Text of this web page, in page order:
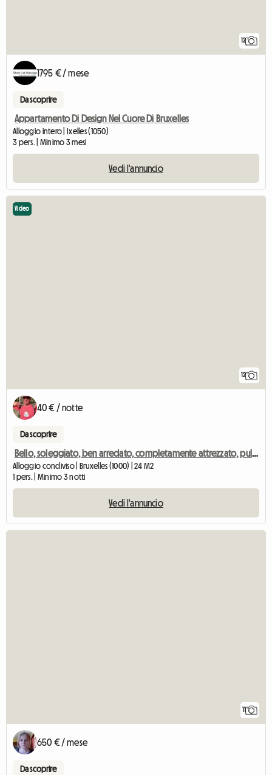
12
1795 € / mese
Da scoprire
Appartamento Di Design Nel Cuore Di Bruxelles
Alloggio intero | Ixelles (1050)
3 pers. | Minimo 3 mesi
Vedi l'annuncio
12
Video
40 € / notte
Da scoprire
Bello, soleggiato, ben arredato, completamente attrezzato, pulito
Alloggio condiviso | Bruxelles (1000) | 24 M2
1 pers. | Minimo 3 notti
Vedi l'annuncio
11
650 € / mese
Da scoprire